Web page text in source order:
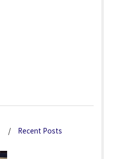
Recent Posts